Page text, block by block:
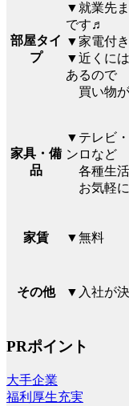
部屋タイ
プ
▼就業先
です♬
▼家電付
▼近くに
あるので
買い物
家具・備
品
▼テレビ
ンロなど
各種生活
お気軽に
家賃 ▼無料
その他 ▼入社が
PRポイント
大手企業
福利厚生充実